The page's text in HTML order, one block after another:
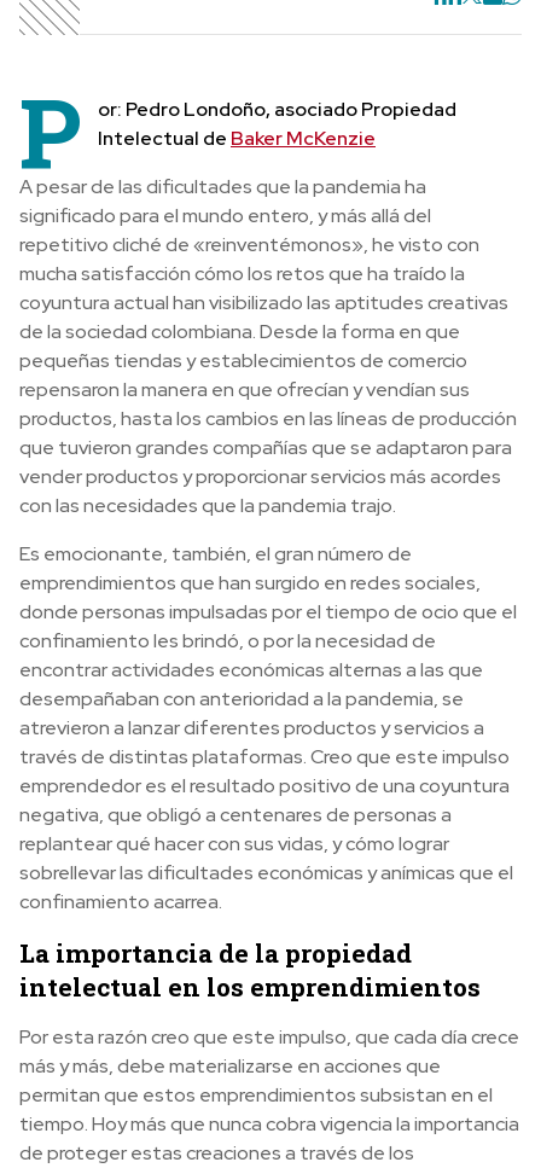
P
or: Pedro Londoño, asociado Propiedad
Intelectual de Baker McKenzie
A pesar de las dificultades que la pandemia ha
significado para el mundo entero, y más allá del
repetitivo cliché de «reinventémonos», he visto con
mucha satisfacción cómo los retos que ha traído la
coyuntura actual han visibilizado las aptitudes creativas
de la sociedad colombiana.Desde la forma en que
pequeñas tiendas y establecimientos de comercio
repensaron la manera en que ofrecían y vendían sus
productos, hasta los cambios en las líneas de producción
que tuvieron grandes compañías que se adaptaron para
vender productos y proporcionar servicios más acordes
con las necesidades que la pandemia trajo.
Es emocionante, también, el gran número de
emprendimientos que han surgido en redes sociales,
donde personas impulsadas por el tiempo de ocio que el
confinamiento les brindó, o por la necesidad de
encontrar actividades económicas alternas a las que
desempañaban con anterioridad a la pandemia, se
atrevieron a lanzar diferentes productos y servicios a
través de distintas plataformas. Creo que este impulso
emprendedor es el resultado positivo de una coyuntura
negativa, que obligó a centenares de personas a
replantear qué hacer con sus vidas, y cómo lograr
sobrellevar las dificultades económicas y anímicas que el
confinamiento acarrea.
La importancia de la propiedad
intelectual en los emprendimientos
Por esta razón creo que este impulso, quecada día crece
más y más, debe materializarse en acciones que
permitan que estos emprendimientos subsistan en el
tiempo. Hoy más que nunca cobra vigencia la importancia
de proteger estas creaciones a través de los